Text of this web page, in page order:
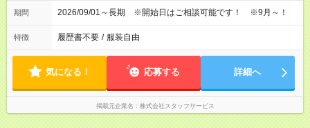
期間 2026/09/01～長期 ※開始日はご相談可能です！ ※9月～！
特徴 履歴書不要 / 服装自由
気になる！ 応募する 詳細へ
掲載元企業名 株式会社スタッフサービス